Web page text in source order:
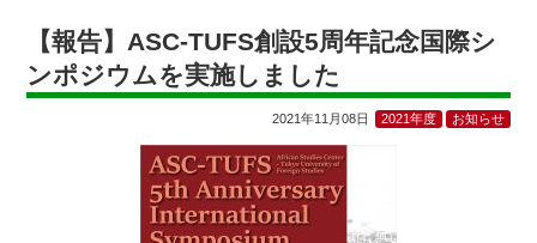
【報告】ASC-TUFS創設5周年記念国際シ
ンポジウムを実施しました
2021年11月08日 2021年度 お知らせ